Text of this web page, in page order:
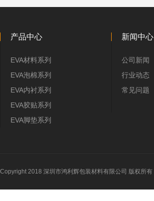
产品中心
EVA材料系列
EVA泡棉系列
EVA内衬系列
EVA胶贴系列
EVA脚垫系列
新闻中心
公司新闻
行业动态
常见问题
Copyright 2018 深圳市鸿利辉包装材料有限公司 版权所有